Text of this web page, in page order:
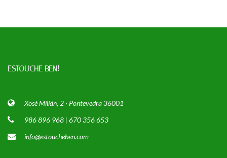
ESTOUCHE BEN!
Xosé Millán, 2 · Pontevedra 36001
986 896 968 | 670 356 653
info@estoucheben.com